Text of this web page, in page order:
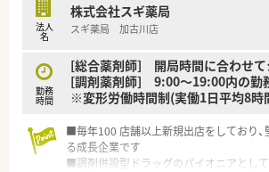
法人
名
株式会社スギ薬局
スギ薬局 加古川店
勤務
時間
[総合薬剤師] 開局時間に合わせて
[調剤薬剤師] 9:00～19:00内の勤
※変形労働時間制(実働1日平均8時
■毎年100 店舗以上新規出店をしており、
る成長企業です
■調剤併設型ドラッグのパイオニアとして